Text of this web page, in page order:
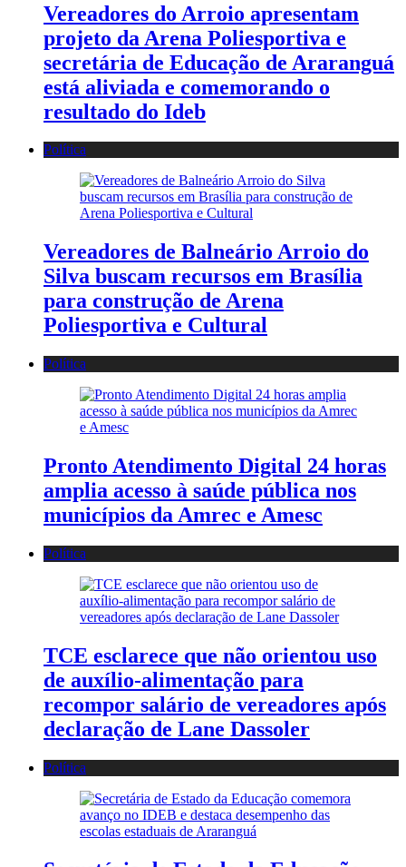
Vereadores do Arroio apresentam
projeto da Arena Poliesportiva e
secretária de Educação de Araranguá
está aliviada e comemorando o
resultado do Ideb
Política
Vereadores de Balneário Arroio do
Silva buscam recursos em Brasília
para construção de Arena
Poliesportiva e Cultural
Política
Pronto Atendimento Digital 24 horas
amplia acesso à saúde pública nos
municípios da Amrec e Amesc
Política
TCE esclarece que não orientou uso
de auxílio-alimentação para
recompor salário de vereadores após
declaração de Lane Dassoler
Política